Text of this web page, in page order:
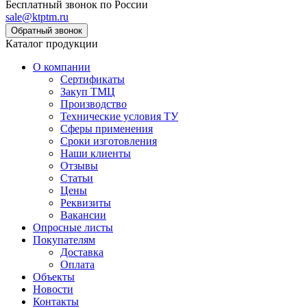
Бесплатный звонок по России
sale@ktptm.ru
Каталог продукции
О компании
Сертификаты
Закуп ТМЦ
Производство
Технические условия ТУ
Сферы применения
Сроки изготовления
Наши клиенты
Отзывы
Статьи
Цены
Реквизиты
Вакансии
Опросные листы
Покупателям
Доставка
Оплата
Объекты
Новости
Контакты